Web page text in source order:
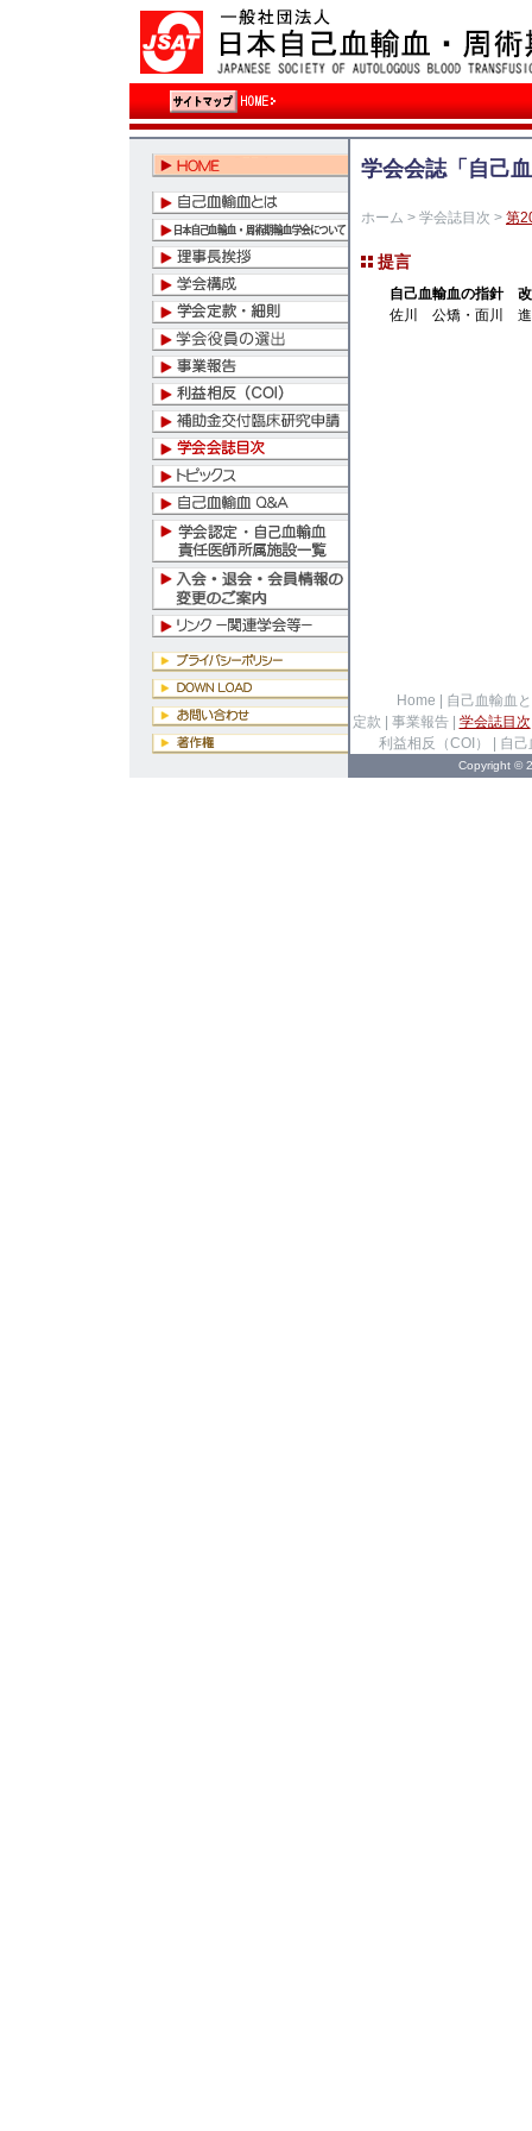
学会会誌「自己
ホーム > 学会誌目次 > 第
提言
自己血輸血の指針
佐川 公矯・面川
Home
自己血輸血
定款
事業報告| 学会誌目次
利益相反（COI）
自己
Copyright ©